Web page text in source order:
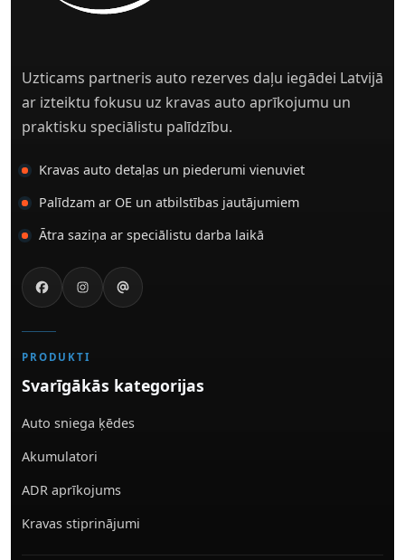
Uzticams partneris auto rezerves daļu iegādei Latvijā
ar izteiktu fokusu uz kravas auto aprīkojumu un
praktisku speciālistu palīdzību.
Kravas auto detaļas un piederumi vienuviet
Palīdzam ar OE un atbilstības jautājumiem
Ātra saziņa ar speciālistu darba laikā
PRODUKTI
Svarīgākās kategorijas
Auto sniega ķēdes
Akumulatori
ADR aprīkojums
Kravas stiprinājumi